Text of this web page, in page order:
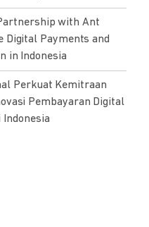
with Ant
Digital Payments and
in Indonesia
Perkuat Kemitraan
Pembayaran Digital
Indonesia